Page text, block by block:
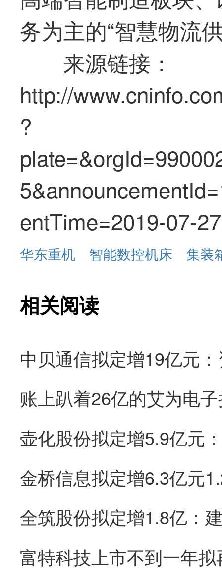
务为主的“智慧物流
来源链接：
http://
?
entTime=2019-07-27
华东重机 智能数控机床 集装
相关阅读